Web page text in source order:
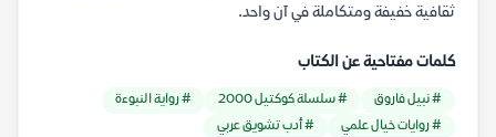
ثقافية خفيفة ومتكاملة في آن واحد.
كلمات مفتاحية عن الكتاب
# نبيل فاروق # سلسلة كوكتيل 2000
# رواية النبوءة
# روايات خيال علمي
# أدب تشويق عربي